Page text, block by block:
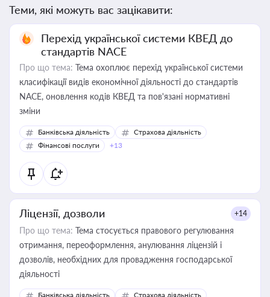
Теми, які можуть вас зацікавити:
Перехід української системи КВЕД до
стандартів NACE
Про що тема: Тема охоплює перехід української системи
класифікації видів економічної діяльності до стандартів
NACE, оновлення кодів КВЕД та пов'язані нормативні
зміни
Банківська діяльність
Страхова діяльність
Фінансові послуги
+13
Ліцензії, дозволи +14
Про що тема: Тема стосується правового регулювання
отримання, переоформлення, анулювання ліцензій і
дозволів, необхідних для провадження господарської
діяльності
Банківська діяльність
Страхова діяльність